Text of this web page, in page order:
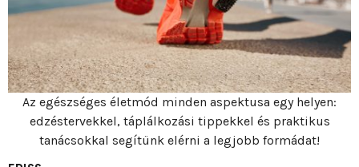
Az egészséges életmód minden aspektusa egy helyen:
edzéstervekkel, táplálkozási tippekkel és praktikus
tanácsokkal segítünk elérni a legjobb formádat!